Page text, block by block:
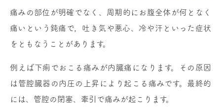
痛みの部位が明確でなく、周期的にお腹全体が何となく
痛いという鈍痛で，吐き気や悪心、冷や汗といった症状
をともなうことがあります。
例えば下痢でおこる痛みが内臓痛になります。その原因
は管腔臓器の内圧の上昇により起こる痛みです。最終的
には、管腔の閉塞、牽引で痛みが起こります。